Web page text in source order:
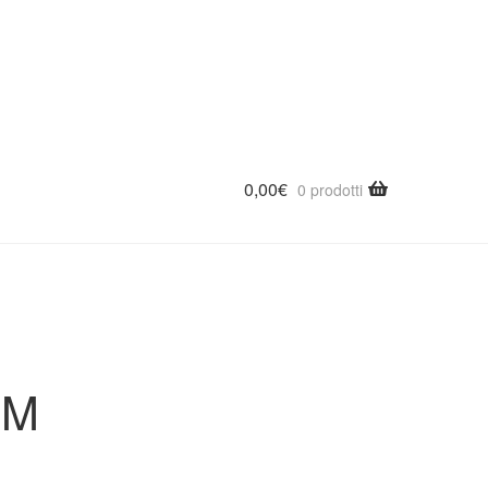
0,00€ 0 prodotti